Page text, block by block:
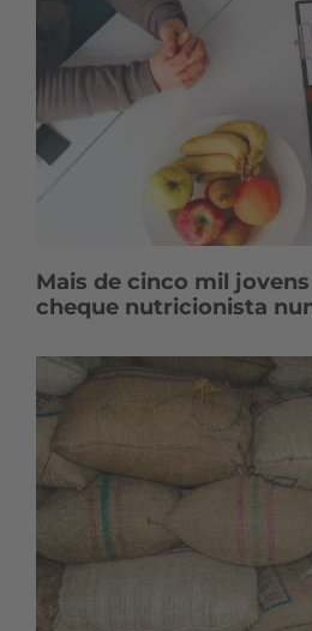
Mais de cinco mil
cheque nutricionista